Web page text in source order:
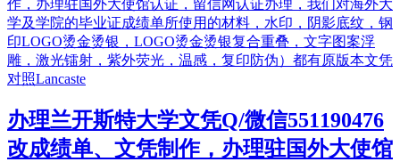
办理兰开斯特大学文凭Q/微信551190476
改成绩单、文凭制作，办理驻国外大使馆